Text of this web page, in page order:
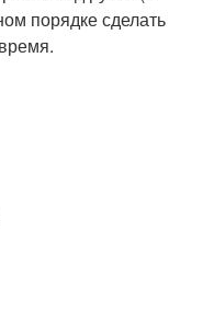
порядке сделать